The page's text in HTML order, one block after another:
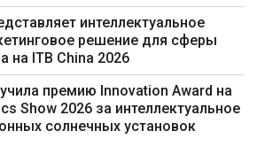
интеллектуальное
решение для сферы
на ITB China 2026
премию Innovation Award на
Show 2026 за интеллектуальное
солнечных установок